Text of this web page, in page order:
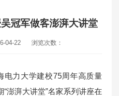
冠军做客澎湃大讲堂
04-22 浏览次数：
电力大学建校75周年高质量
澎湃大讲堂”名家系列讲座在